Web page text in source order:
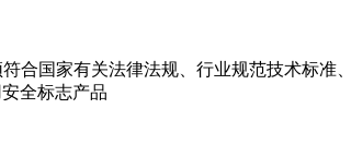
合国家有关法律法规、行业规范技术标准
全标志产品